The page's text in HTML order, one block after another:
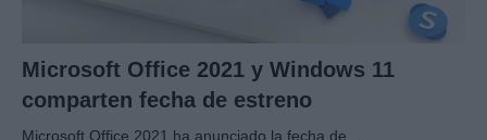
Microsoft Office 2021 y Windows 11
comparten fecha de estreno
Microsoft Office 2021 ha anunciado la fecha de…